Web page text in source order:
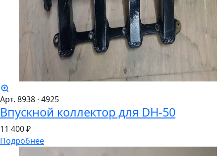
Арт. 8938 · 4925
Впускной коллектор для DH-50
11 400 ₽
Подробнее